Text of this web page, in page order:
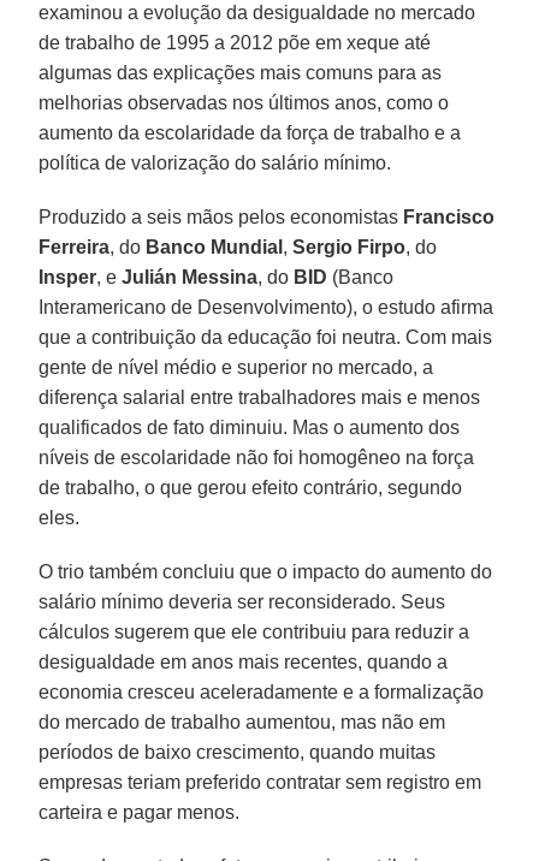
examinou a evolução da desigualdade no mercado
de trabalho de 1995 a 2012 põe em xeque até
algumas das explicações mais comuns para as
melhorias observadas nos últimos anos, como o
aumento da escolaridade da força de trabalho e a
política de valorização do salário mínimo.
Produzido a seis mãos pelos economistas Francisco
Ferreira, do Banco Mundial ,Sergio Firpo, do
Insper, eJulián Messina, do BID (Banco
Interamericano de Desenvolvimento), o estudo afirma
que a contribuição da educação foi neutra. Com mais
gente de nível médio e superior no mercado, a
diferença salarial entre trabalhadores mais e menos
qualificados de fato diminuiu. Mas o aumento dos
níveis de escolaridade não foi homogêneo na força
de trabalho, o que gerou efeito contrário, segundo
eles.
O trio também concluiu que o impacto do aumento do
salário mínimo deveria ser reconsiderado. Seus
cálculos sugerem que ele contribuiu para reduzir a
desigualdade em anos mais recentes, quando a
economia cresceu aceleradamente e a formalização
do mercado de trabalho aumentou, mas não em
períodos de baixo crescimento, quando muitas
empresas teriam preferido contratar sem registro em
carteira e pagar menos.